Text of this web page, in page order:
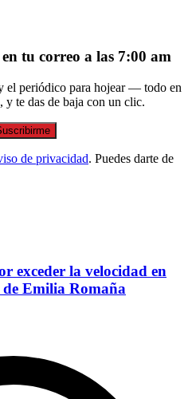
tu correo a las 7:00 am
el periódico para hojear — todo en
y te das de baja con un clic.
de privacidad. Puedes darte de
exceder la velocidad en
Emilia Romaña